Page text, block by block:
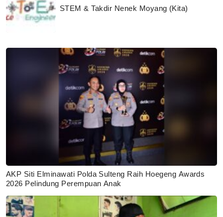
STEM & Takdir Nenek Moyang (Kita)
AKP Siti Elminawati Polda Sulteng Raih Hoegeng Awards
2026 Pelindung Perempuan Anak